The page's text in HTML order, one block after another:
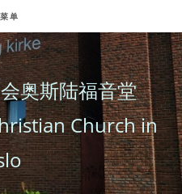
菜单
奥斯陆福音堂
Church in